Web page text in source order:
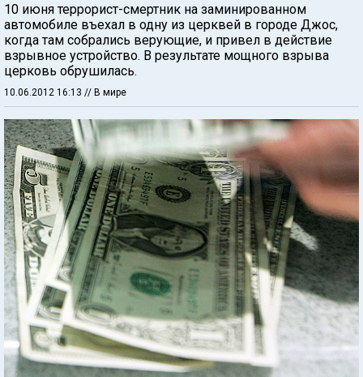
10 июня террорист-смертник на заминированном
автомобиле въехал в одну из церквей в городе Джос,
когда там собрались верующие, и привел в действие
взрывное устройство. В результате мощного взрыва
церковь обрушилась.
10.06.2012 16:13 // В мире